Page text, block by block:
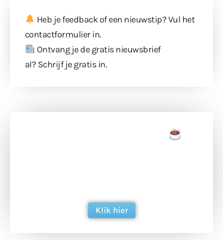
Heb je feedback of een nieuwstip? Vul het
contactformulierin.
Ontvang je de gratis nieuwsbrief
al? Schrijf je gratis in.
Klik hier